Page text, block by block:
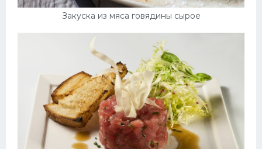
Закуска из мяса говядины сырое